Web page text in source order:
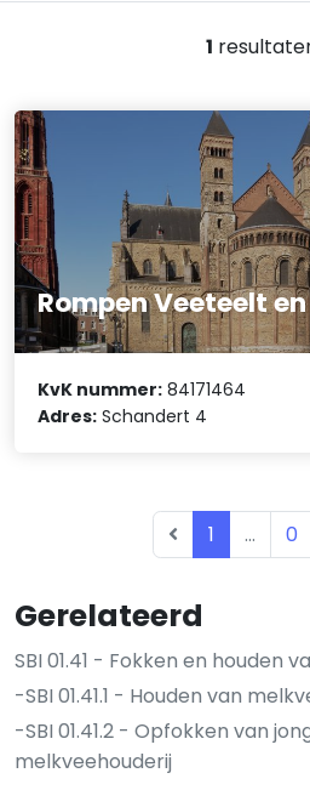
Gerelateerd
SBI 01.41 - Fokken en houden
-SBI 01.41.1 - Houden van
-SBI 01.41.2 - Opfokken van
melkveehouderij
1
Rompen Veeteelt
KvK nummer: 84171464
Adres: Schandert 4
1 ... 0